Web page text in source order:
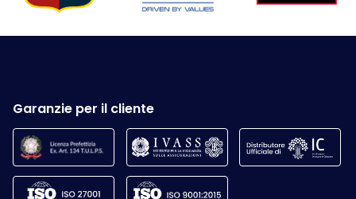
Garanzie per il cliente